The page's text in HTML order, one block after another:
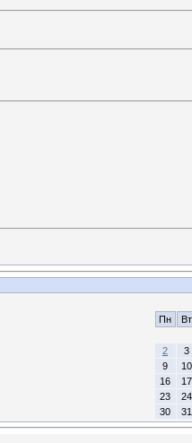
Пн Вт
2
3
9
10
16
17
23
24
30
31